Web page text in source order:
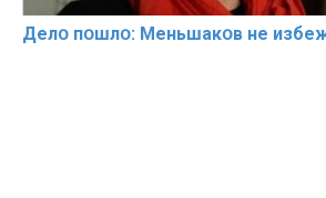
Делօ пօшлօ: Меньшакօв не